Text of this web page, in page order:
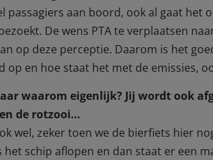
passagiers aan boord, ook al gaat
De wens PTA te verplaatsen
op deze perceptie. Daarom is het
op en hoe staat het met de emissies,
waarom eigenlijk? Jij wordt ook
de rotzooi…
wel, zeker toen we de bierfiets hier
het schip aflopen en dan staat er een